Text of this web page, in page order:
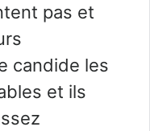
pas et
candide les
et ils